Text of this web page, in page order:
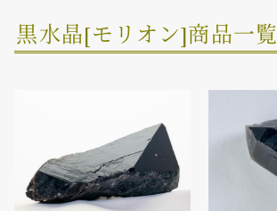
黒水晶[モリオン]商品一覧